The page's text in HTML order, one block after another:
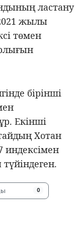
ластану
жылы
төмен
бірінші
Екінші
Хотан
индексімен
0